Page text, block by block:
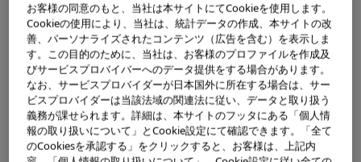
オリンパスグループのサステナビリティ報告は、サステナ
ビリティページにて行っています。
毎年9月時点の当社サステナビリティページの情報をPDF
化して「サステナビリティレポート」として発行します。
なお、サステナビリティページ内の情報は随時更新しま
す。
サステナビリティレポート2025
お客様の同意のもと、当社は本サイトにてCookieを使用します。
Cookieの使用により、当社は、統計データの作成、本サイトの改
善、パーソナライズされたコンテンツ（広告を含む）を表示しま
す。この目的のために、当社は、お客様のプロファイルを作成及
びサービスプロバイバーへのデータ提供をする場合があります。
なお、サービスプロバイダーが日本国外に所在する場合は、サー
ビスプロバイダーは当該法域の関連法に従い、データと取り扱う
義務が課せられます。詳細は、本サイトのフッタにある「個人情
報の取り扱いについて」とCookie設定にて確認できます。「全て
のCookiesを承認する」をクリックすると、お客様は、上記内